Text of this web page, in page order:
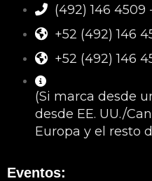
(492) 146 4509
+52 (492) 146
+52 (492) 146
(Si marca desde
desde EE. UU./
Europa y el resto
Eventos: